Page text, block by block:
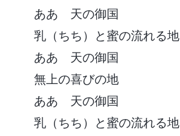
ああ 天の御国
乳（ちち）と蜜の流れる地
ああ 天の御国
無上の喜びの地
ああ 天の御国
乳（ちち）と蜜の流れる地